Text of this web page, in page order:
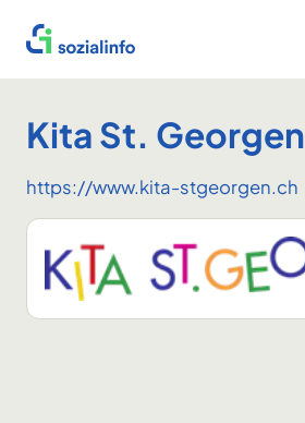
Sozialinfo
Kita St. Georgen
https://www.kita-stgeorgen.ch